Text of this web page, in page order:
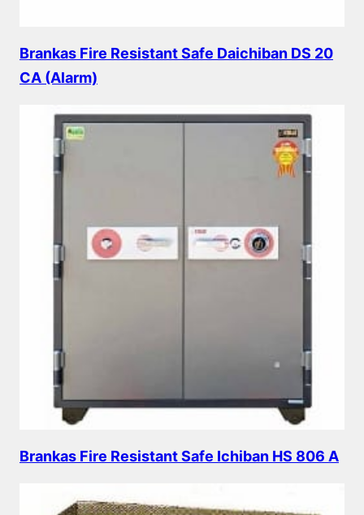
Brankas Fire Resistant Safe Daichiban DS 20
CA (Alarm)
Brankas Fire Resistant Safe Ichiban HS 806 A